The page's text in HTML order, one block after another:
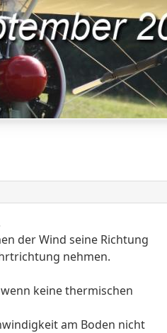
der Wind seine Richtung
nehmen.
keine thermischen
am Boden nicht